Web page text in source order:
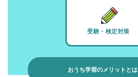
受験・検定対策
おうち学習のメリットとは